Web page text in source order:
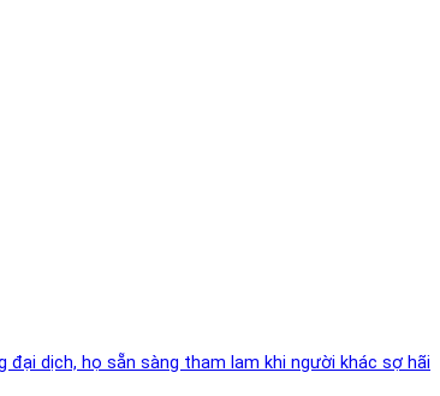
đại dịch, họ sẵn sàng tham lam khi người khác sợ hãi